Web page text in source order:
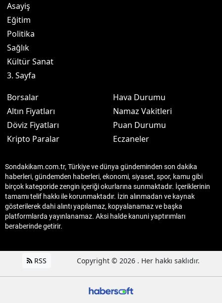
Asayiş
Eğitim
Politika
Sağlık
Kültür Sanat
3. Sayfa
Borsalar
Altın Fiyatları
Döviz Fiyatları
Kripto Paralar
Hava Durumu
Namaz Vakitleri
Puan Durumu
Eczaneler
Sondakikam.com.tr, Türkiye ve dünya gündeminden son dakika
haberleri, gündemden haberleri, ekonomi, siyaset, spor, kamu gibi
birçok kategoride zengin içeriği okurlarına sunmaktadır. İçeriklerinin
tamamı telif hakkı ile korunmaktadır. İzin alınmadan ve kaynak
gösterilerek dahi alıntı yapılamaz, kopyalanamaz ve başka
platformlarda yayınlanamaz. Aksi halde kanuni yaptırımları
beraberinde getirir.
RSS Copyright © 2026 . Her hakkı saklıdır.